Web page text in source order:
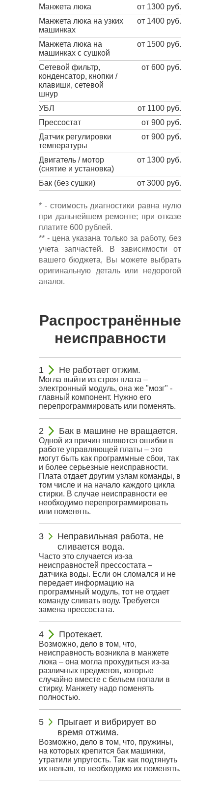
Манжета люка
от 1300 руб.
Манжета люка на узких
машинках
от 1400 руб.
Манжета люка на
машинках с сушкой
от 1500 руб.
Сетевой фильтр,
конденсатор, кнопки /
клавиши, сетевой
шнур
от 600 руб.
УБЛ
от 1100 руб.
Прессостат
от 900 руб.
Датчик регулировки
температуры
от 900 руб.
Двигатель / мотор
(снятие и установка)
от 1300 руб.
Бак (без сушки) от 3000 руб.
* - стоимость диагностики равна нулю
при дальнейшем ремонте; при отказе
платите 600 рублей.
** - цена указана только за работу, без
учета запчастей. В зависимости от
вашего бюджета, Вы можете выбрать
оригинальную деталь или недорогой
аналог.
Распространённые
неисправности
Не работает отжим.
Могла выйти из строя плата –
электронный модуль, она же "мозг" -
главный компонент. Нужно его
перепрограммировать или поменять.
Бак в машине не вращается.
Одной из причин являются ошибки в
работе управляющей платы – это
могут быть как программные сбои, так
и более серьезные неисправности.
Плата отдает другим узлам команды, в
том числе и на начало каждого цикла
стирки. В случае неисправности ее
необходимо перепрограммировать
или поменять.
Неправильная работа, не
сливается вода.
Часто это случается из-за
неисправностей прессостата –
датчика воды. Если он сломался и не
передает информацию на
программный модуль, тот не отдает
команду сливать воду. Требуется
замена прессостата.
Протекает.
Возможно, дело в том, что,
неисправность возникла в манжете
люка – она могла прохудиться из-за
различных предметов, которые
случайно вместе с бельем попали в
стирку. Манжету надо поменять
полностью.
Прыгает и вибрирует во
время отжима.
Возможно, дело в том, что, пружины,
на которых крепится бак машинки,
утратили упругость. Так как подтянуть
их нельзя, то необходимо их поменять.